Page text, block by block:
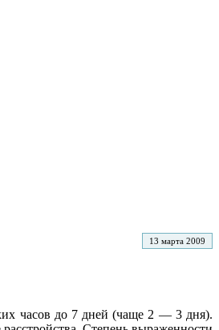
13 марта 2009
часов до 7 дней (чаще 2 — 3 дня).